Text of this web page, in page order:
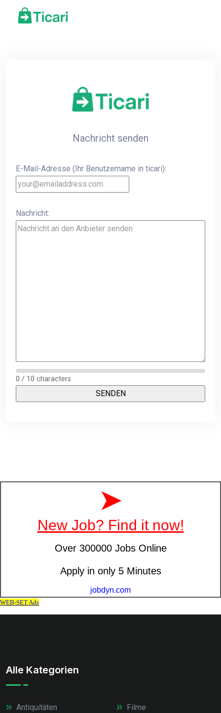
Nachricht senden
E-Mail-Adresse (Ihr Benutzername in ticari):
Nachricht:
0 / 10 characters
Alle Kategorien
Antiquitäten
Filme